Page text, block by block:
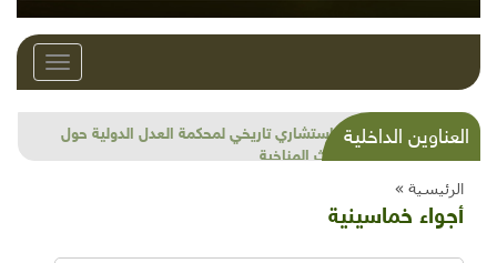
Toggle
العناوين الداخليةشذرات بيئية وتنموية...بنية تحتية وحلويات قبيحة
وحاكورة ونوبل وزيتون و"سيباط"
الرئيسية »
أجواء خماسينية